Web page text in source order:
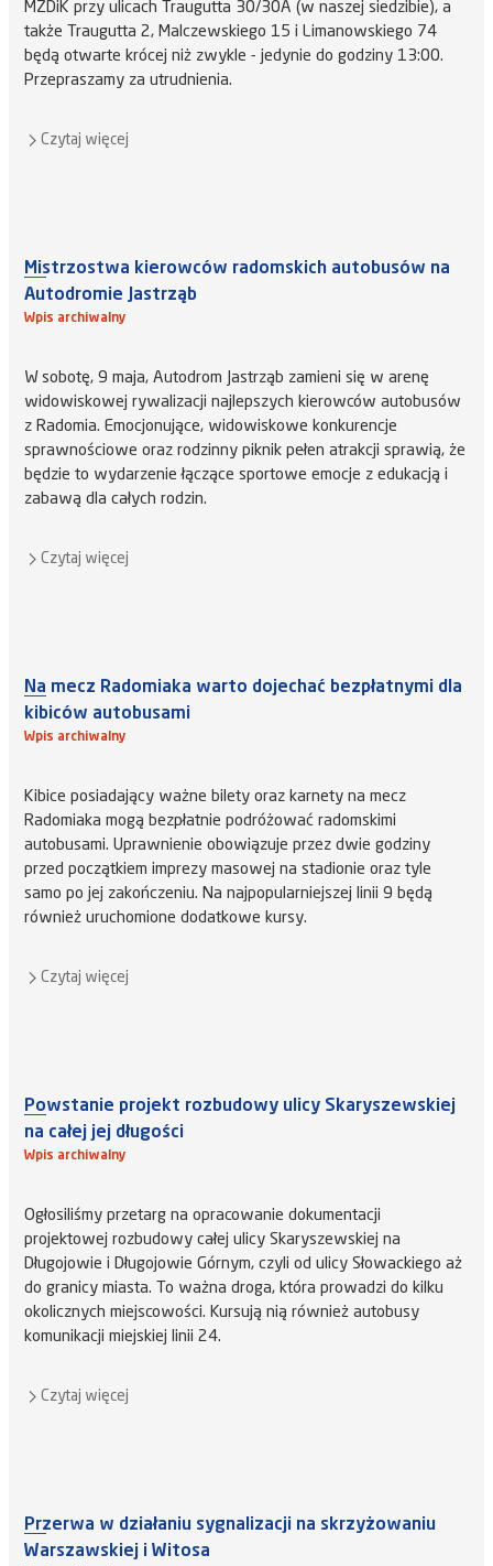
MZDiK przy ulicach Traugutta 30/30A (w naszej siedzibie), a
także Traugutta 2, Malczewskiego 15 i Limanowskiego 74
będą otwarte krócej niż zwykle - jedynie do godziny 13:00.
Przepraszamy za utrudnienia.
Czytaj więcej
Mistrzostwa kierowców radomskich autobusów na
Autodromie Jastrząb
Wpis archiwalny
W sobotę, 9 maja, Autodrom Jastrząb zamieni się w arenę
widowiskowej rywalizacji najlepszych kierowców autobusów
z Radomia. Emocjonujące, widowiskowe konkurencje
sprawnościowe oraz rodzinny piknik pełen atrakcji sprawią, że
będzie to wydarzenie łączące sportowe emocje z edukacją i
zabawą dla całych rodzin.
Czytaj więcej
Na mecz Radomiaka warto dojechać bezpłatnymi dla
kibiców autobusami
Wpis archiwalny
Kibice posiadający ważne bilety oraz karnety na mecz
Radomiaka mogą bezpłatnie podróżować radomskimi
autobusami. Uprawnienie obowiązuje przez dwie godziny
przed początkiem imprezy masowej na stadionie oraz tyle
samo po jej zakończeniu. Na najpopularniejszej linii 9 będą
również uruchomione dodatkowe kursy.
Czytaj więcej
Powstanie projekt rozbudowy ulicy Skaryszewskiej
na całej jej długości
Wpis archiwalny
Ogłosiliśmy przetarg na opracowanie dokumentacji
projektowej rozbudowy całej ulicy Skaryszewskiej na
Długojowie i Długojowie Górnym, czyli od ulicy Słowackiego aż
do granicy miasta. To ważna droga, która prowadzi do kilku
okolicznych miejscowości. Kursują nią również autobusy
komunikacji miejskiej linii 24.
Czytaj więcej
Przerwa w działaniu sygnalizacji na skrzyżowaniu
Warszawskiej i Witosa